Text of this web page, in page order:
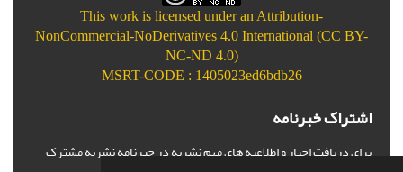
This work is licensed under an Attribution-
NonCommercial-NoDerivatives 4.0 International (CC BY-
NC-ND 4.0)
MSRT-CODE : 1405023ed6bdb26
اشتراک خبرنامه
برای دریافت اخبار و اطلاعیه های مهم نشریه در خبرنامه نشریه مشترک